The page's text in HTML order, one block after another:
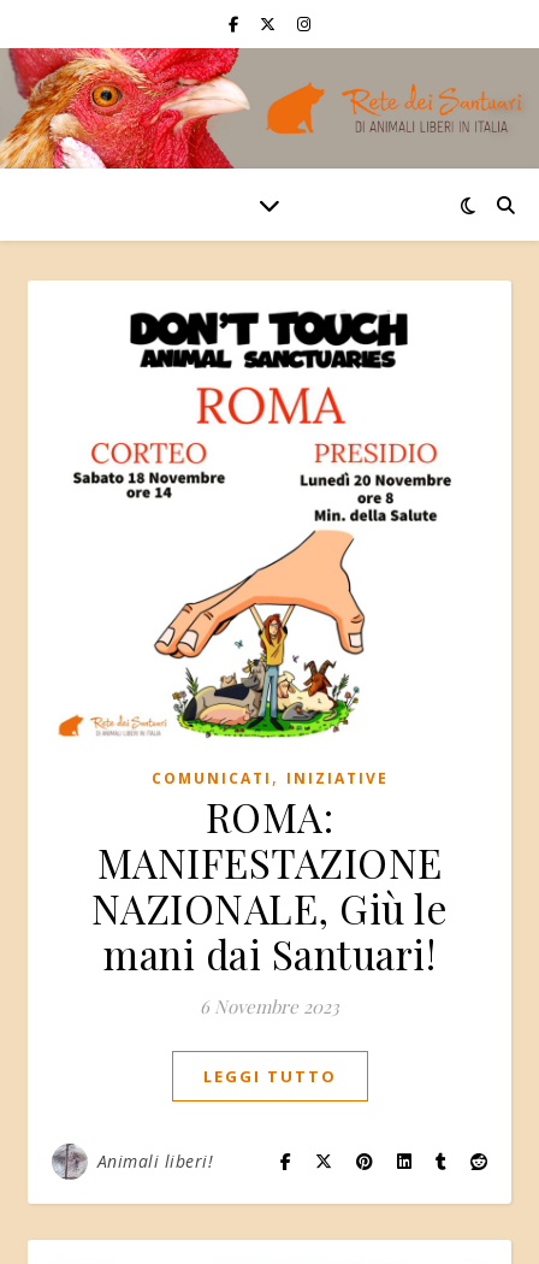
COMUNICATI , INIZIATIVE
ROMA:
MANIFESTAZIONE
NAZIONALE, Giù le
mani dai Santuari!
6 Novembre 2023
LEGGI TUTTO
Animali liberi!